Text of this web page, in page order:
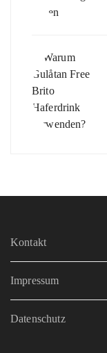
Kontakt
Impressum
Datenschutz